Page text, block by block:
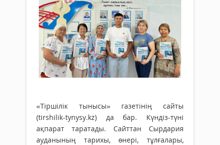
«Тіршілік тынысы» газетінің сайты
(tirshilik-tynysy.kz) да бар. Күндіз-түні
ақпарат таратады. Сайттан Сырдария
ауданының тарихы, өнері, тұлғалары,